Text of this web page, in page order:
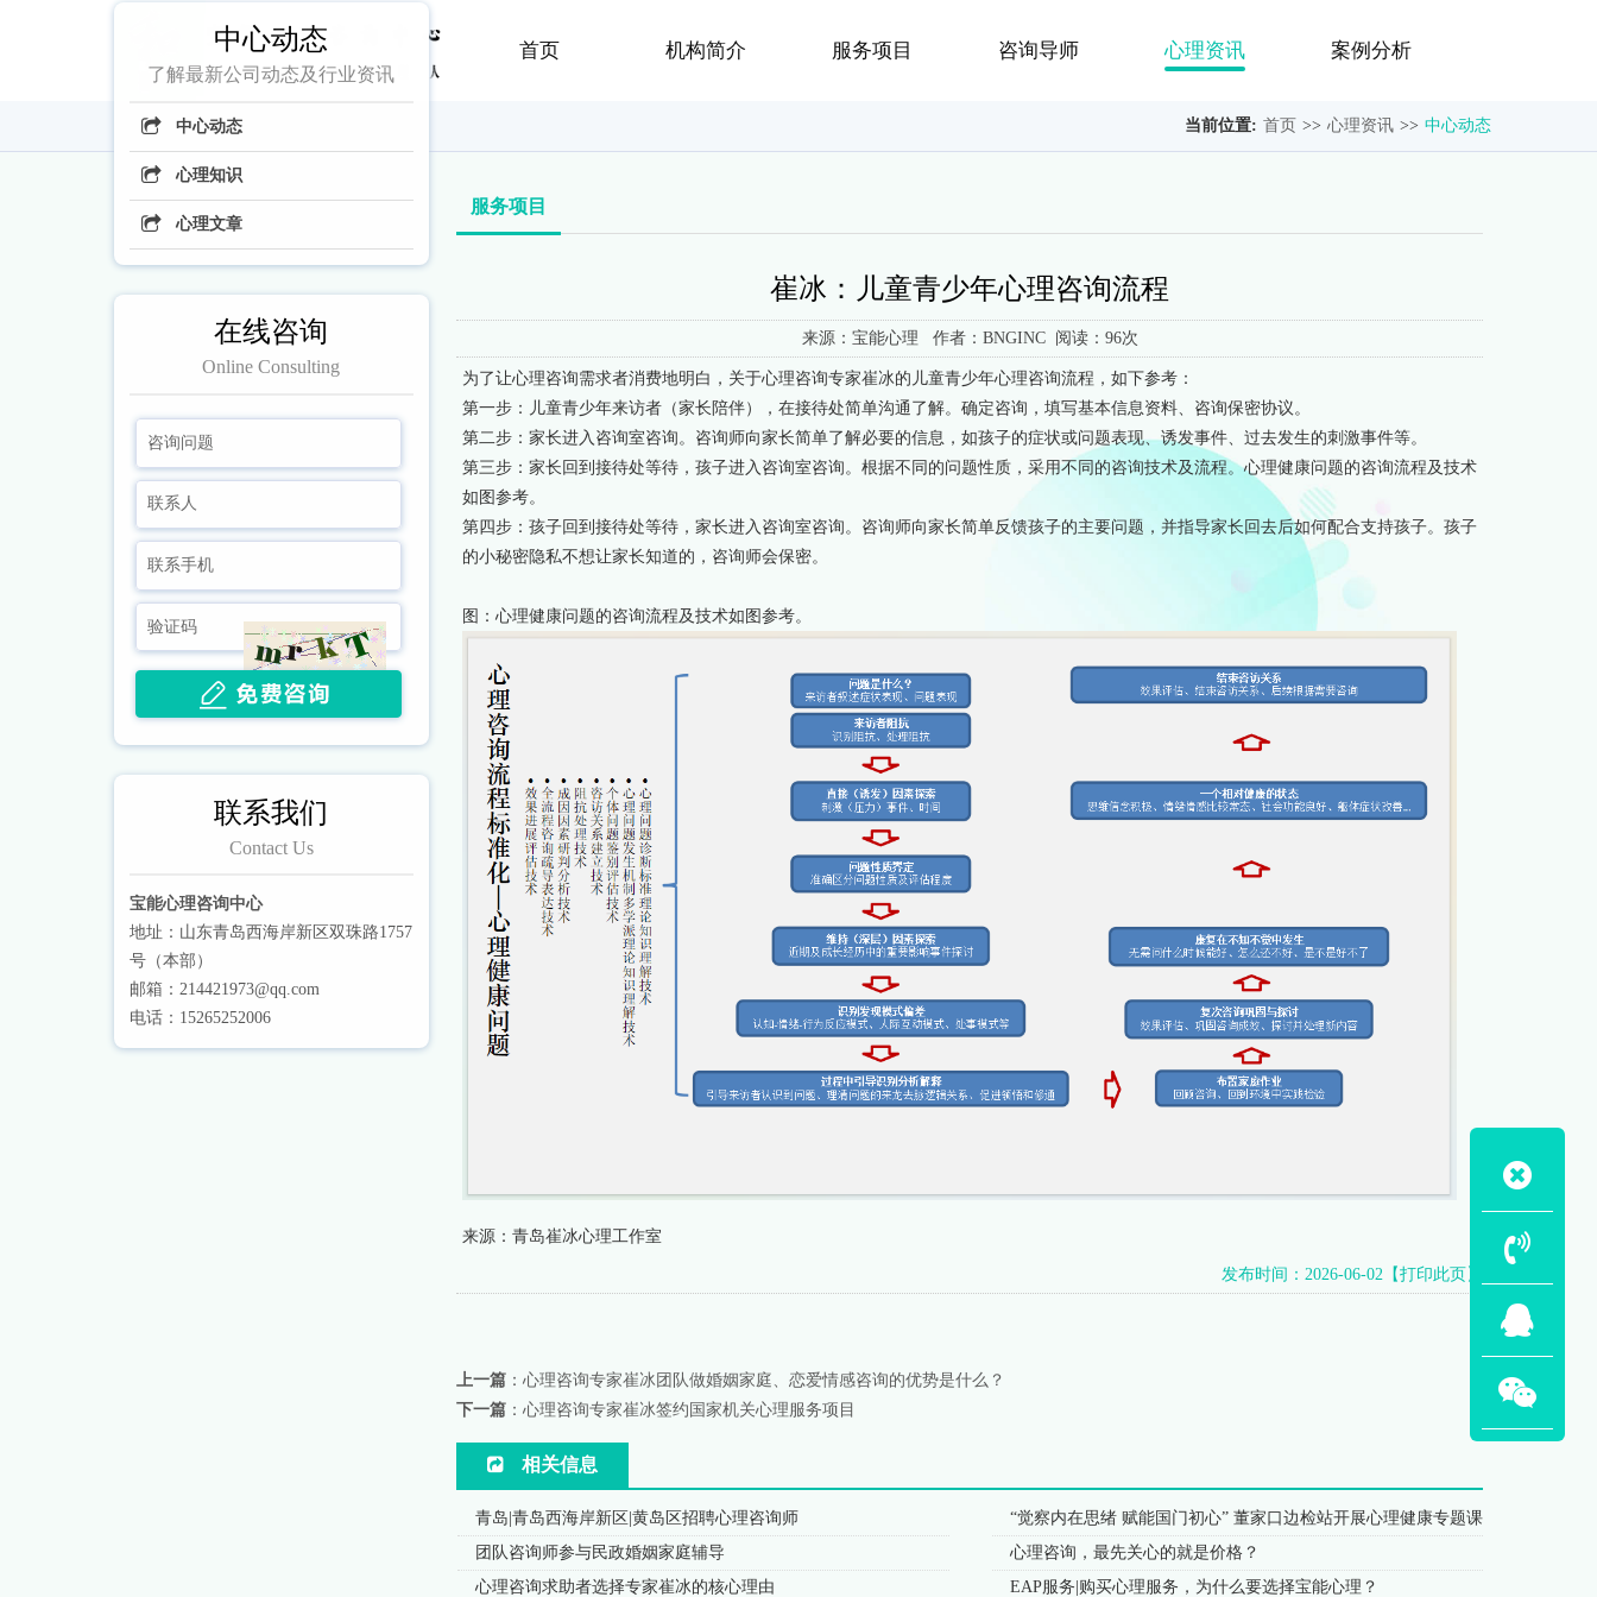
首页 机构简介 服务项目 咨询导师 心理资讯 案例分析
当前位置: 首页 >> 心理资讯 >> 中心动态
中心动态
了解最新公司动态及行业资讯
中心动态
心理知识
心理文章
在线咨询
Online Consulting
联系我们
Contact Us
宝能心理咨询中心
地址：山东青岛西海岸新区双珠路1757
号（本部）
邮箱：214421973@qq.com
电话：15265252006
服务项目
崔冰：儿童青少年心理咨询流程
来源：宝能心理 作者：BNGINC 阅读：96次
为了让心理咨询需求者消费地明白，关于心理咨询专家崔冰的儿童青少年心理咨询流程，如下参考：
第一步：儿童青少年来访者（家长陪伴），在接待处简单沟通了解。确定咨询，填写基本信息资料、咨询保密协议。
第二步：家长进入咨询室咨询。咨询师向家长简单了解必要的信息，如孩子的症状或问题表现、诱发事件、过去发生的刺激事件等。
第三步：家长回到接待处等待，孩子进入咨询室咨询。根据不同的问题性质，采用不同的咨询技术及流程。心理健康问题的咨询流程及技术
如图参考。
第四步：孩子回到接待处等待，家长进入咨询室咨询。咨询师向家长简单反馈孩子的主要问题，并指导家长回去后如何配合支持孩子。孩子
的小秘密隐私不想让家长知道的，咨询师会保密。
图： 心理健康问题的咨询流程及技术如图参考。
来源：青岛崔冰心理工作室
发布时间：2026-06-02 【打印此页】
上一篇 ： 心理咨询专家崔冰团队做婚姻家庭、恋爱情感咨询的优势是什么？
下一篇 ： 心理咨询专家崔冰签约国家机关心理服务项目
相关信息
青岛|青岛西海岸新区|黄岛区招聘心理咨询师
“觉察内在思绪 赋能国门初心” 董家口边检站开展心理健康专题课
团队咨询师参与民政婚姻家庭辅导
心理咨询，最先关心的就是价格？
心理咨询求助者选择专家崔冰的核心理由
EAP服务|购买心理服务，为什么要选择宝能心理？